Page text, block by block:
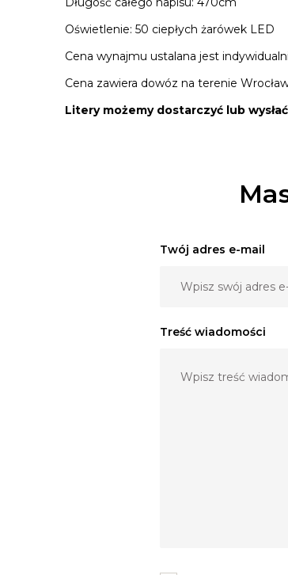
Oświetlenie: 50 ciepłych żarówek LED
Cena wynajmu ustalana jest
Cena zawiera dowóz na terenie
Litery możemy dostarczyć lub
Twój adres e-mail
Treść wiadomości